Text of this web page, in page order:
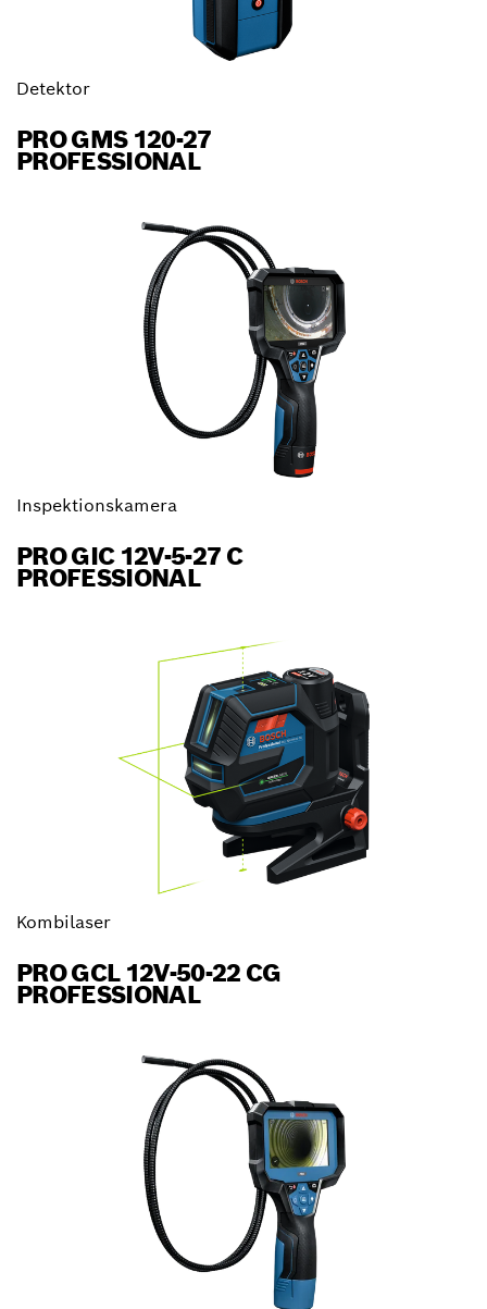
Detektor
PRO GMS 120-27
PROFESSIONAL
Inspektionskamera
PRO GIC 12V-5-27 C
PROFESSIONAL
Kombilaser
PRO GCL 12V-50-22 CG
PROFESSIONAL